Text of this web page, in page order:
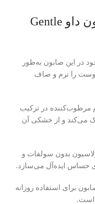
ویژگی‌های برجسته صابون داو Gentle
در این صابون به‌طور
را نرم و صاف
مرطوب‌کننده در ترکیب
می‌کند و از خشکی آن
بدون سولفات و
حساس ایده‌آل می‌سازد.
برای استفاده روزانه
است.